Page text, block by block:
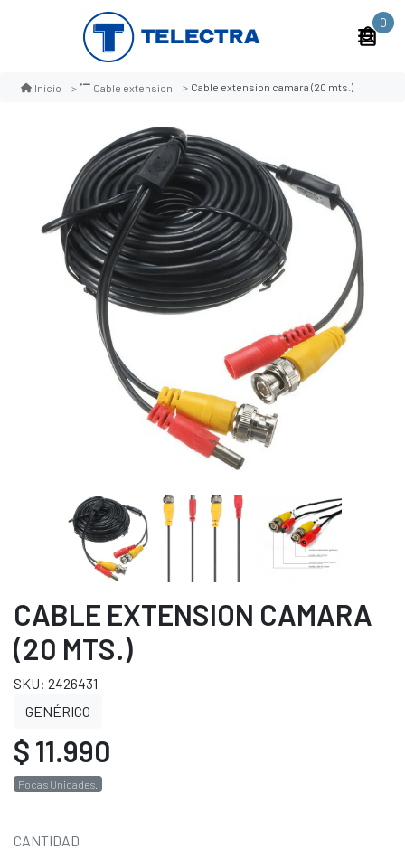
0
Inicio Cable extension Cable extension camara (20 mts.)
CABLE EXTENSION CAMARA
(20 MTS.)
SKU: 2426431
GENÉRICO
$ 11.990
Pocas Unidades.
CANTIDAD